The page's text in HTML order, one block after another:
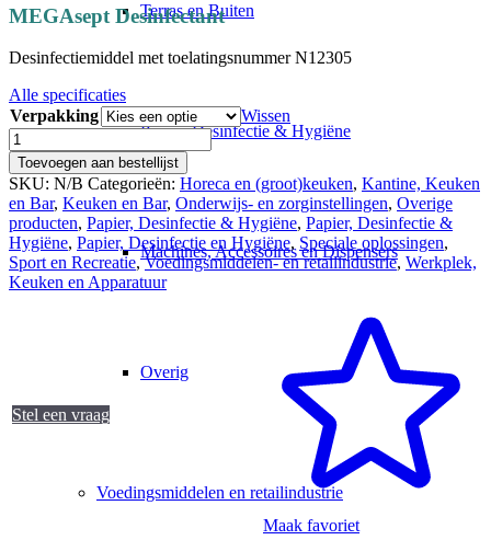
Terras en Buiten
Papier, Desinfectie & Hygiëne
Machines, Accessoires en Dispensers
Overig
Voedingsmiddelen en retailindustrie
MEGAsept Desinfectant
Desinfectiemiddel met toelatingsnummer N12305
Alle specificaties
Verpakking
Wissen
MEGAsept
Desinfectant
aantal
Toevoegen aan bestellijst
SKU: N/B Categorieën: Horeca en (groot)keuken, Kantine, Keuken
en Bar, Keuken en Bar, Onderwijs- en zorginstellingen, Overige
producten, Papier, Desinfectie & Hygiëne, Papier, Desinfectie &
Hygiëne, Papier, Desinfectie en Hygiëne, Speciale oplossingen,
Sport en Recreatie,Voedingsmiddelen- en retailindustrie, Werkplek,
Keuken en Apparatuur
Stel een vraag
Maak favoriet